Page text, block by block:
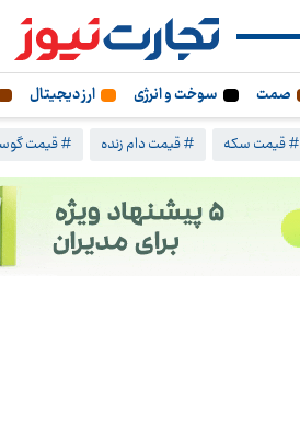
صمت سوخت و انرژی ارز دیجیتال
# قیمت سکه # قیمت دام زنده # قیمت